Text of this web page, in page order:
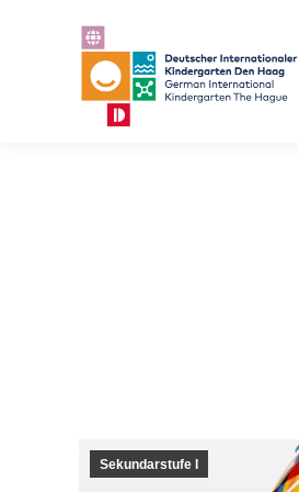
Sekundarstufe I